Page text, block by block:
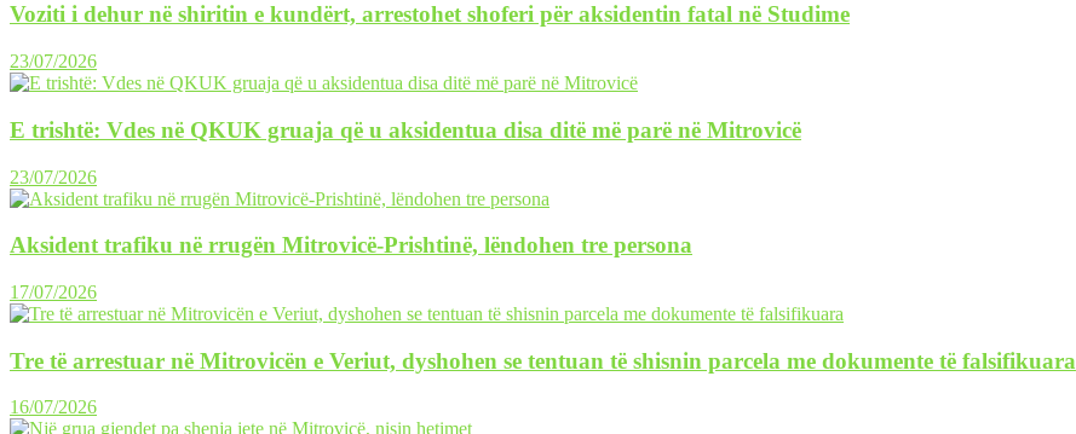
Voziti i dehur në shiritin e kundërt, arrestohet shoferi për aksidentin fatal në Studime
23/07/2026
E trishtë: Vdes në QKUK gruaja që u aksidentua disa ditë më parë në Mitrovicë
23/07/2026
Aksident trafiku në rrugën Mitrovicë-Prishtinë, lëndohen tre persona
17/07/2026
Tre të arrestuar në Mitrovicën e Veriut, dyshohen se tentuan të shisnin parcela me dokumente të falsifikuara
16/07/2026